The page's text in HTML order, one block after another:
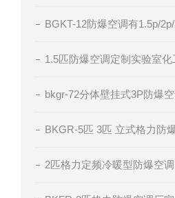
1.5匹防爆空调定制实验室化
2匹格力定频冷暖型防爆空